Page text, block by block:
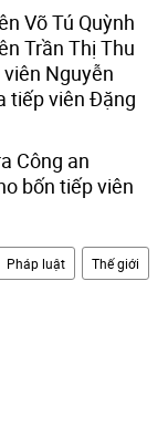
Võ Tú Quỳnh
Trần Thị Thu
Nguyễn
tiếp viên Đặng
Công an
bốn tiếp viên
Pháp luật Thế giới